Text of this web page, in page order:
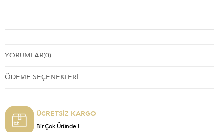
YORUMLAR(0)
ÖDEME SEÇENEKLERI
ÜCRETSİZ KARGO
Bir Çok Üründe !